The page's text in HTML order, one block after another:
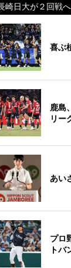
崎日大が２回戦
喜ぶ
鹿島
リー
あい
プロ
トバ